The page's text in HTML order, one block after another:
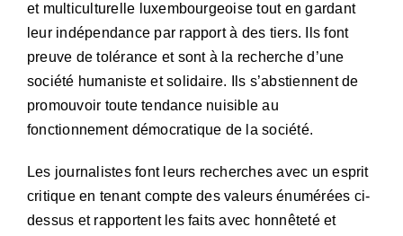
et multiculturelle luxembourgeoise tout en gardant
leur indépendance par rapport à des tiers. Ils font
preuve de tolérance et sont à la recherche d’une
société humaniste et solidaire. Ils s’abstiennent de
promouvoir toute tendance nuisible au
fonctionnement démocratique de la société.
Les journalistes font leurs recherches avec un esprit
critique en tenant compte des valeurs énumérées ci-
dessus et rapportent les faits avec honnêteté et